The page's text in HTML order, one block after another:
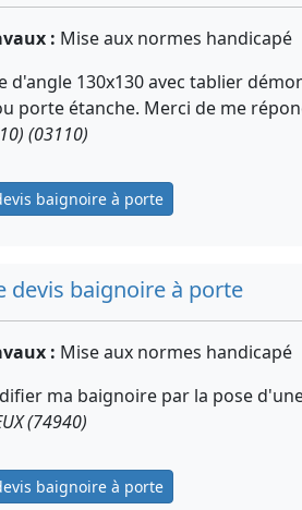
: Mise aux normes handicapé
d'angle 130x130 avec tablier
porte étanche. Merci de me
(03110)
baignoire à porte
devis baignoire à porte
: Mise aux normes handicapé
ma baignoire par la pose
(74940)
baignoire à porte